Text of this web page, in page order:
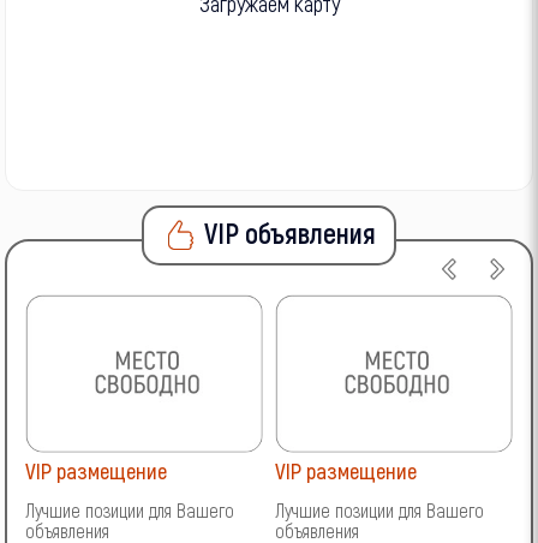
VIP объявления
VIP размещение
Лучшие позиции для Вашего
объявления
VIP размещение
Лучшие позиции для Вашего
объявления